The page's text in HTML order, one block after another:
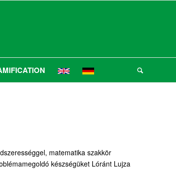
matematika szakkör
készségüket Lóránt Lujza